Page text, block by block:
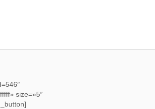
size=»5″